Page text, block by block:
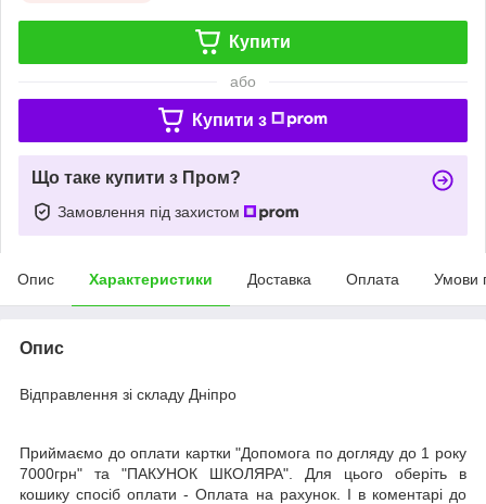
Купити
або
Купити з
Що таке купити з Пром?
Замовлення під захистом
Опис Характеристики Доставка Оплата Умови
Опис
Відправлення зі складу Дніпро
Приймаємо до оплати картки "Допомога по догляду до 1 року
7000грн" та "ПАКУНОК ШКОЛЯРА". Для цього оберіть в
кошику спосіб оплати - Оплата на рахунок. І в коментарі до